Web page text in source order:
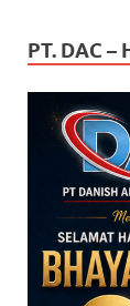
PT. DAC –